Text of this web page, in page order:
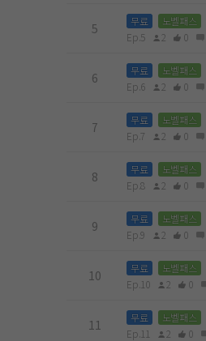
5 무료 노벨패스
Ep.5 2 0
6 무료 노벨패스
Ep.6 2 0
7 무료 노벨패스
Ep.7 2 0
8 무료 노벨패스
Ep.8 2 0
9 무료 노벨패스
Ep.9 2 0
10 무료 노벨패스
Ep.10 2 0
11 무료 노벨패스
Ep.11 2 0